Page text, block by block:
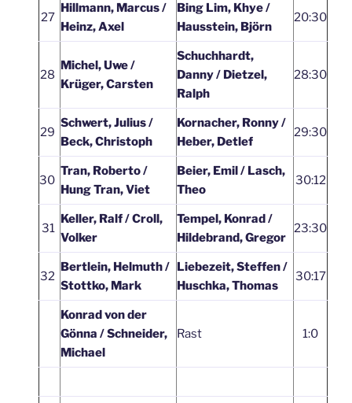
27
Hillmann, Marcus /
Heinz, Axel
Bing Lim, Khye /
Hausstein, Björn
20:30
28
Michel, Uwe /
Krüger, Carsten
Schuchhardt,
Danny / Dietzel,
Ralph
28:30
29
Schwert, Julius /
Beck, Christoph
Kornacher, Ronny /
Heber, Detlef
29:30
30
Tran, Roberto /
Hung Tran, Viet
Beier, Emil / Lasch,
Theo
30:12
31
Keller, Ralf / Croll,
Volker
Tempel, Konrad /
Hildebrand, Gregor
23:30
32
Bertlein, Helmuth /
Stottko, Mark
Liebezeit, Steffen /
Huschka, Thomas
30:17
Konrad von der
Gönna / Schneider,
Michael
Rast 1:0